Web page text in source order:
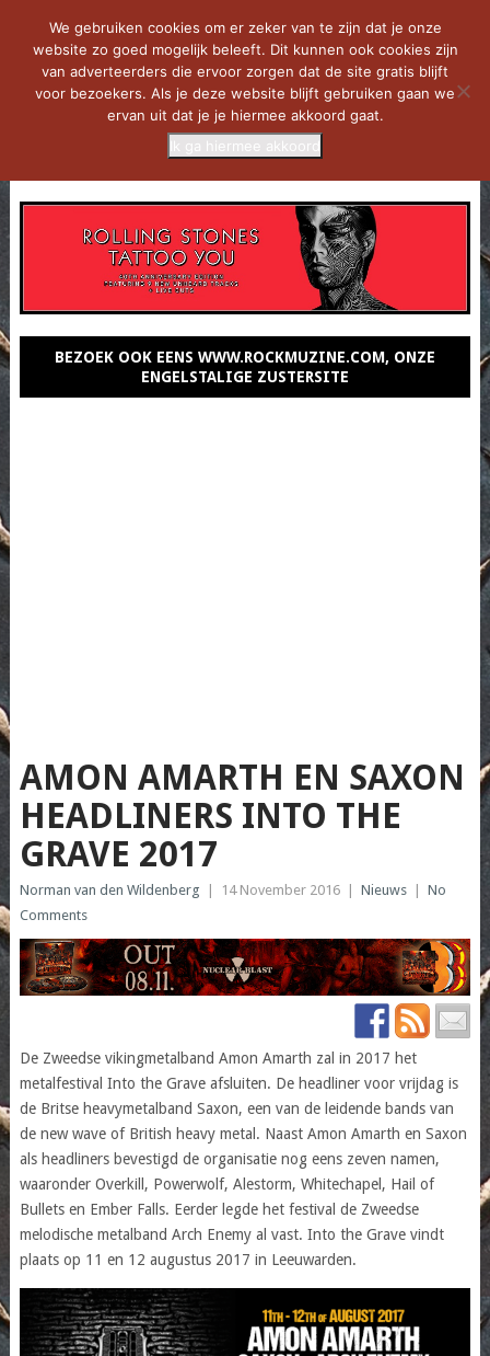
BEZOEK OOK EENS WWW.ROCKMUZINE.COM, ONZE
ENGELSTALIGE ZUSTERSITE
AMON AMARTH EN SAXON
HEADLINERS INTO THE
GRAVE 2017
Norman van den Wildenberg 14 November 2016 Nieuws
No
Comments
De Zweedse vikingmetalband Amon Amarth zal in 2017 het
metalfestival Into the Grave afsluiten. De headliner voor vrijdag is
de Britse heavymetalband Saxon, een van de leidende bands van
de new wave of British heavy metal. Naast Amon Amarth en Saxon
als headliners bevestigd de organisatie nog eens zeven namen,
waaronder Overkill, Powerwolf, Alestorm, Whitechapel, Hail of
Bullets en Ember Falls. Eerder legde het festival de Zweedse
melodische metalband Arch Enemy al vast. Into the Grave vindt
plaats op 11 en 12 augustus 2017 in Leeuwarden.
We gebruiken cookies om er zeker van te zijn dat je onze
website zo goed mogelijk beleeft. Dit kunnen ook cookies zijn
van adverteerders die ervoor zorgen dat de site gratis blijft
voor bezoekers. Als je deze website blijft gebruiken gaan we
ervan uit dat je je hiermee akkoord gaat.
Ik ga hiermee akkoord